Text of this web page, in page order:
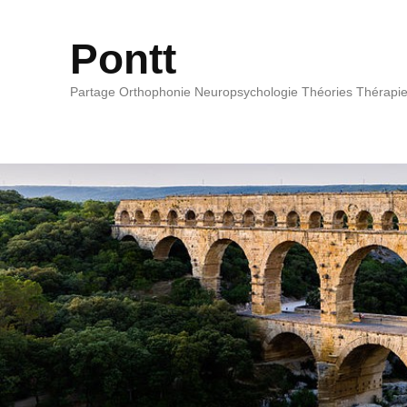
Pontt
Partage Orthophonie Neuropsychologie Théories